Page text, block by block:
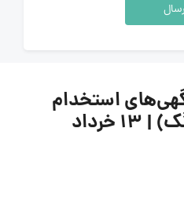
استخدام
نقش اول کیفیت (نَک) | ۱۳ خرداد